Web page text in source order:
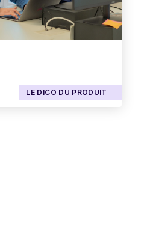
LE DICO DU PRODUIT